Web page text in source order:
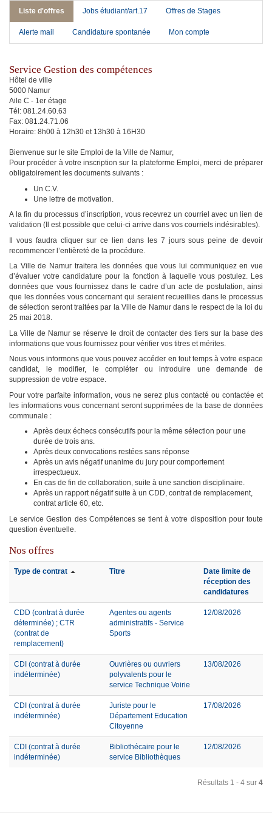
Liste d'offres Jobs étudiant/art.17 Offres de Stages
Alerte mail Candidature spontanée Mon compte
Service Gestion des compétences
Hôtel de ville
5000 Namur
Aile C - 1er étage
Tél: 081.24.60.63
Fax: 081.24.71.06
Horaire: 8h00 à 12h30 et 13h30 à 16H30
Bienvenue sur le site Emploi de la Ville de Namur,
Pour procéder à votre inscription sur la plateforme Emploi, merci de préparer
obligatoirement les documents suivants :
Un C.V.
Une lettre de motivation.
A la fin du processus d’inscription, vous recevrez un courriel avec un lien de
validation (Il est possible que celui-ci arrive dans vos courriels indésirables).
Il vous faudra cliquer sur ce lien dans les 7 jours sous peine de devoir
recommencer l’entièreté de la procédure.
La Ville de Namur traitera les données que vous lui communiquez en vue
d’évaluer votre candidature pour la fonction à laquelle vous postulez. Les
données que vous fournissez dans le cadre d’un acte de postulation, ainsi
que les données vous concernant qui seraient recueillies dans le processus
de sélection seront traitées par la Ville de Namur dans le respect de la loi du
25 mai 2018.
La Ville de Namur se réserve le droit de contacter des tiers sur la base des
informations que vous fournissez pour vérifier vos titres et mérites.
Nous vous informons que vous pouvez accéder en tout temps à votre espace
candidat, le modifier, le compléter ou introduire une demande de
suppression de votre espace.
Pour votre parfaite information, vous ne serez plus contacté ou contactée et
les informations vous concernant seront supprimées de la base de données
communale :
Après deux échecs consécutifs pour la même sélection pour une
durée de trois ans.
Après deux convocations restées sans réponse
Après un avis négatif unanime du jury pour comportement
irrespectueux.
En cas de fin de collaboration, suite à une sanction disciplinaire.
Après un rapport négatif suite à un CDD, contrat de remplacement,
contrat article 60, etc.
Le service Gestion des Compétences se tient à votre disposition pour toute
question éventuelle.
Nos offres
Type de contrat Titre
Date limite de
réception des
candidatures
CDD (contrat à durée
déterminée) ; CTR
(contrat de
remplacement)
Agentes ou agents
administratifs - Service
Sports
12/08/2026
CDI (contrat à durée
indéterminée)
Ouvrières ou ouvriers
polyvalents pour le
service Technique Voirie
13/08/2026
CDI (contrat à durée
indéterminée)
Juriste pour le
Département Education
Citoyenne
17/08/2026
CDI (contrat à durée
indéterminée)
Bibliothécaire pour le
service Bibliothèques
12/08/2026
Résultats 1 - 4 sur 4